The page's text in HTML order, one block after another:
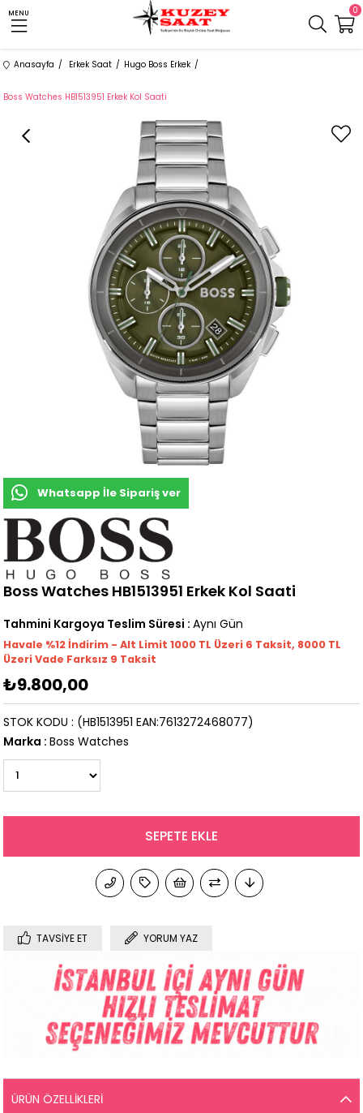
MENU 0
Anasayfa Erkek Saat Hugo Boss Erkek
Boss Watches HB1513951 Erkek Kol Saati
Whatsapp İle Sipariş ver
Boss Watches HB1513951 Erkek Kol Saati
Tahmini Kargoya Teslim Süresi : Aynı Gün
Havale %12 İndirim - Alt Limit 1000 TL Üzeri 6 Taksit, 8000 TL
Üzeri Vade Farksız 9 Taksit
₺9.800,00
(HB1513951 EAN:7613272468077)
STOK KODU
Marka : Boss Watches
TAVSIYE ET YORUM YAZ
ÜRÜN ÖZELLIKLERI